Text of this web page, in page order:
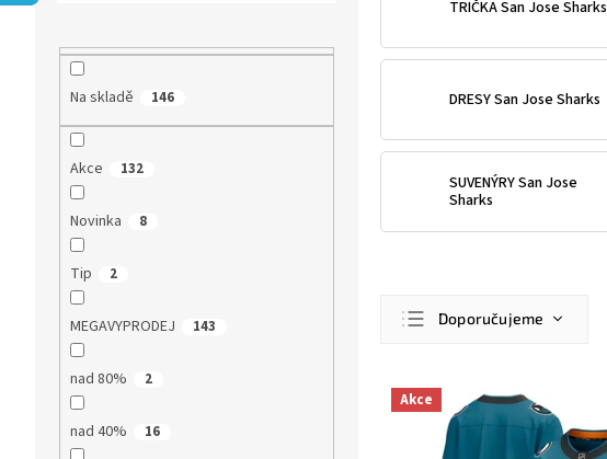
r
Na skladě 146
Akce 132
Novinka 8
Tip 2
MEGAVYPRODEJ 143
nad 80% 2
nad 40% 16
TRIČKA San Jose Sharks
DRESY San Jose Sharks
SUVENÝRY San Jose
Sharks
Doporučujeme
Nejdražší
Nejprodávanější
V Akce